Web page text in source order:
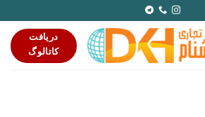
دریافت
کاتالوگ